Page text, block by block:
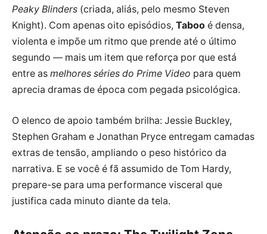
Peaky Blinders (criada, aliás, pelo mesmo Steven
Knight). Com apenas oito episódios, Taboo é densa,
violenta e impõe um ritmo que prende até o último
segundo — mais um item que reforça por que está
entre as melhores séries do Prime Video para quem
aprecia dramas de época com pegada psicológica.
O elenco de apoio também brilha: Jessie Buckley,
Stephen Graham e Jonathan Pryce entregam camadas
extras de tensão, ampliando o peso histórico da
narrativa. E se você é fã assumido de Tom Hardy,
prepare-se para uma performance visceral que
justifica cada minuto diante da tela.